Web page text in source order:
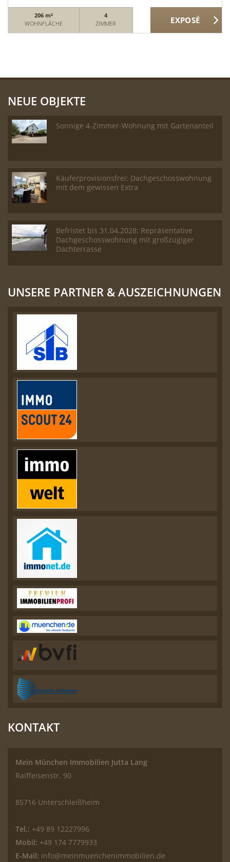
206 m²
WOHNFLÄCHE
4
ZIMMER
NEUE OBJEKTE
Sonnige 4-Zimmer-Wohnung mit Gartenanteil
Käuferprovisionsfrei: Dachgeschosswohnung
mit dem gewissen Extra
Befristet bis 31.04.2028: Repräsentative
Dachgeschosswohnung mit großzügiger
Dachterrasse
UNSERE PARTNER & AUSZEICHNUNGEN
KONTAKT
Mein München Immobilien Jutta Lang
Raiffeisenstr. 90
85716 Unterschleißheim
Tel.: +49 89 12227996
Mobil: +49 174 7779933
E-Mail: info@meinmuenchenimmobilien.de